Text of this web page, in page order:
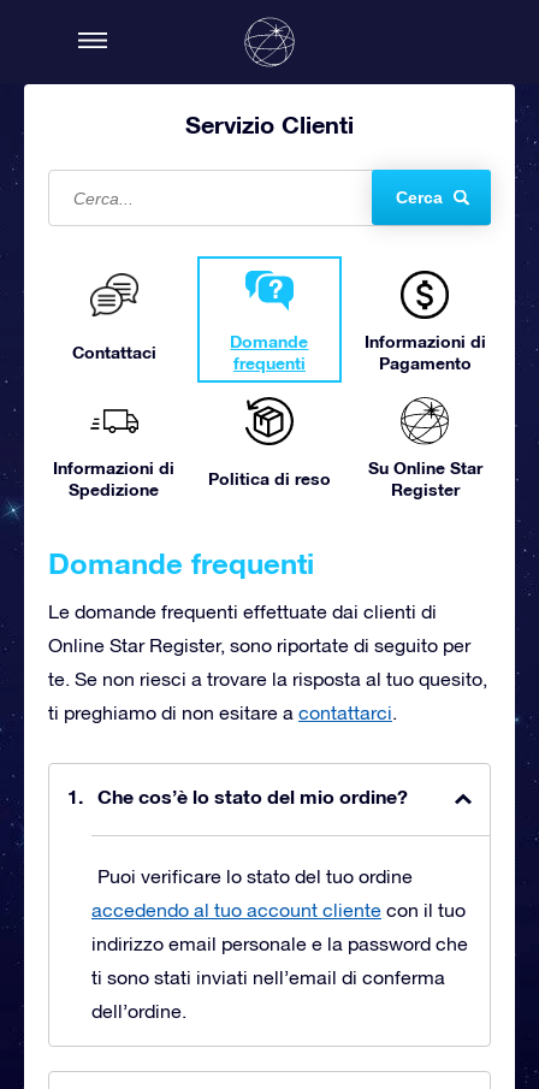
Servizio Clienti
Cerca
Contattaci
Domande
frequenti
Informazioni di
Pagamento
Informazioni di
Spedizione
Politica di reso
Su Online Star
Register
Domande frequenti
Le domande frequenti effettuate dai clienti di
Online Star Register, sono riportate di seguito per
te. Se non riesci a trovare la risposta al tuo quesito,
ti preghiamo di non esitare a contattarci.
Che cos’è lo stato del mio ordine?
Puoi verificare lo stato del tuo ordine
accedendo al tuo account cliente con il tuo
indirizzo email personale e la password che
ti sono stati inviati nell’email di conferma
dell’ordine.